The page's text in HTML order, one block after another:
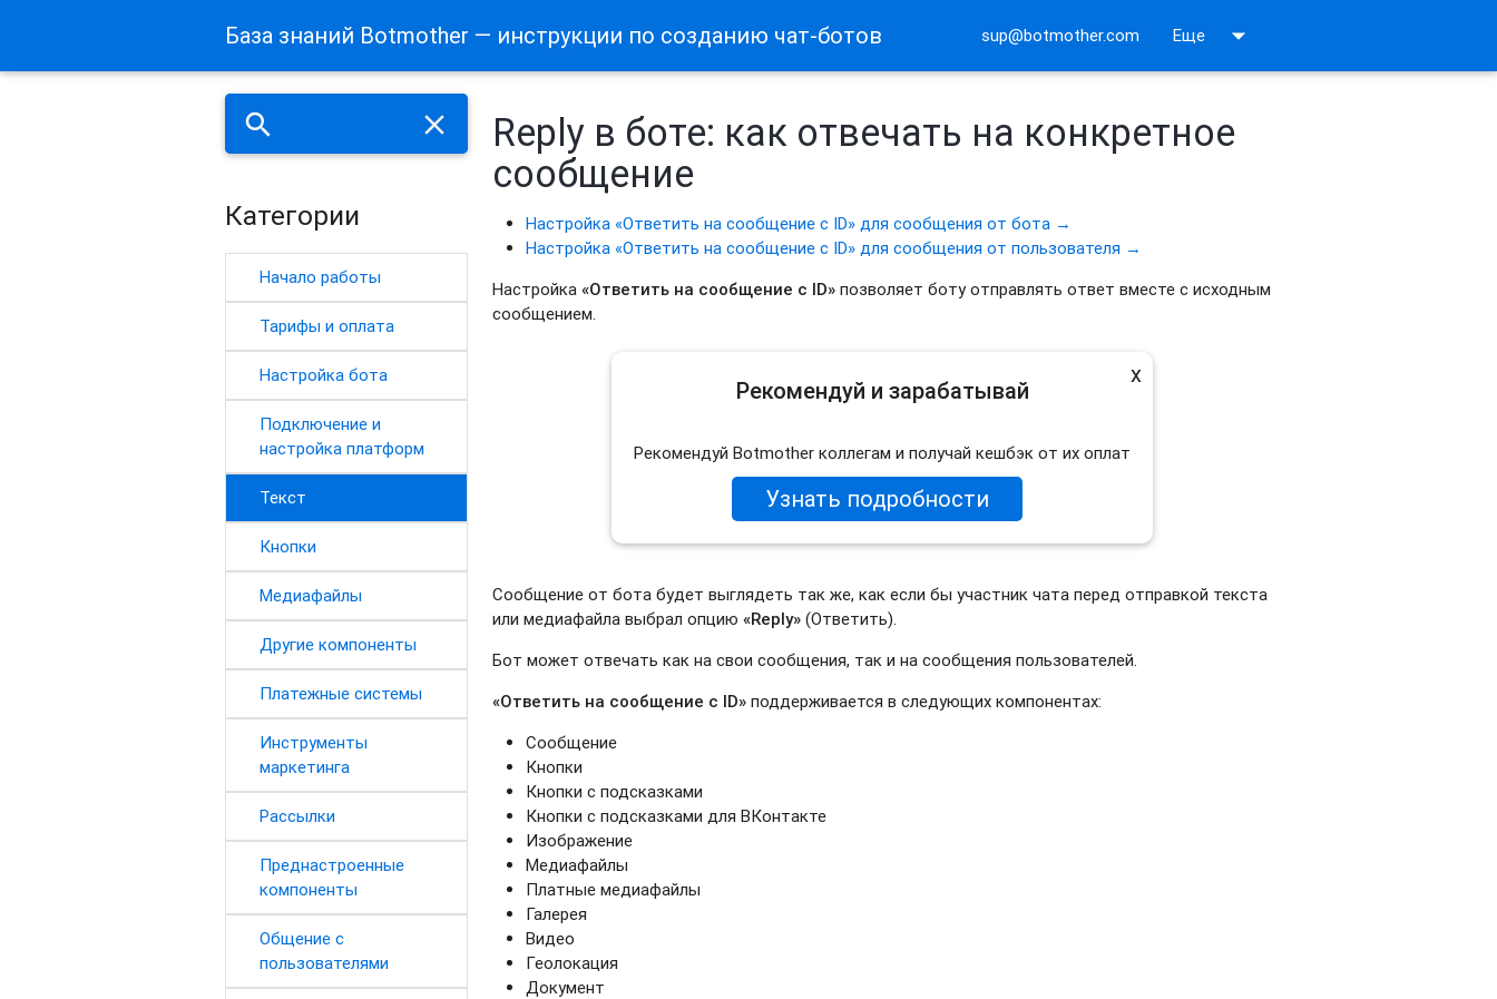
База знаний Botmother — инструкции по созданию чат-ботов sup@botmother.com Еще arrow_drop_down
search close
Категории
Начало работы
Тарифы и оплата
Настройка бота
Подключение и
настройка платформ
Текст
Кнопки
Медиафайлы
Другие компоненты
Платежные системы
Инструменты
маркетинга
Рассылки
Преднастроенные
компоненты
Общение с
пользователями
Reply в боте: как отвечать на конкретное
сообщение
Настройка «Ответить на сообщение с ID» для сообщения от бота →
Настройка «Ответить на сообщение с ID» для сообщения от пользователя →
Настройка«Ответить на сообщение с ID» позволяетботуотправлять ответ вместе с исходным
сообщением.
x
Рекомендуй и зарабатывай
Рекомендуй Botmother коллегам и получай кешбэк от их оплат
Узнать подробности
Сообщение от бота будет выглядеть так же, как если бы участник чата перед отправкой текста
или медиафайла выбрал опцию«Reply» (Ответить).
Бот может отвечать как на свои сообщения, так и на сообщения пользователей.
«Ответить на сообщение с ID» поддерживается в следующих компонентах:
Сообщение
Кнопки
Кнопки с подсказками
Кнопки с подсказками для ВКонтакте
Изображение
Медиафайлы
Платные медиафайлы
Галерея
Видео
Геолокация
Документ